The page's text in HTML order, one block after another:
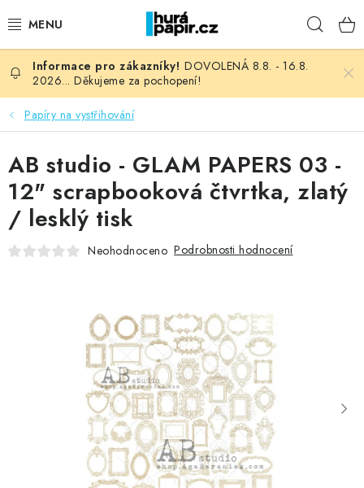
na
NOVINKY
HURÁ DÍLNA
VŠECHNO ZBOŽÍ
KNIHAŘSKÝ MATERIÁL
FOTORECENZE
MOJE OBJEDNÁVKA
Kontakty Moje objednávka
Oblíbené ♥️
Hodnocení obchodu
Obchodní podmínky
DOVOLENÁ 8.8. - 16.8.
2026... Děkujeme za pochopení!
Papíry na vystřihování
AB studio - GLAM PAPERS 03 -
12" scrapbooková čtvrtka, zlatý
/ lesklý tisk
Neohodnoceno Podrobnosti hodnocení